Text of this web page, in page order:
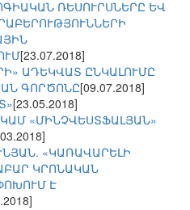
ՌԵՍՈՒՐՍՆԵՐԸ ԵՎ
[23.07.2018]
ԱԴԵԿՎԱՏ ԸՆԿԱԼՈՒՄԸ
ԳՈՐԾՈՆԸ[09.07.2018]
[23.05.2018]
«ՄԻՆՉՎԵՍՏՖԱԼՅԱՆ»
«ԿԱՌԱՎԱՐԵԼԻ
ԿՐՈՆԱԿԱՆ
Է